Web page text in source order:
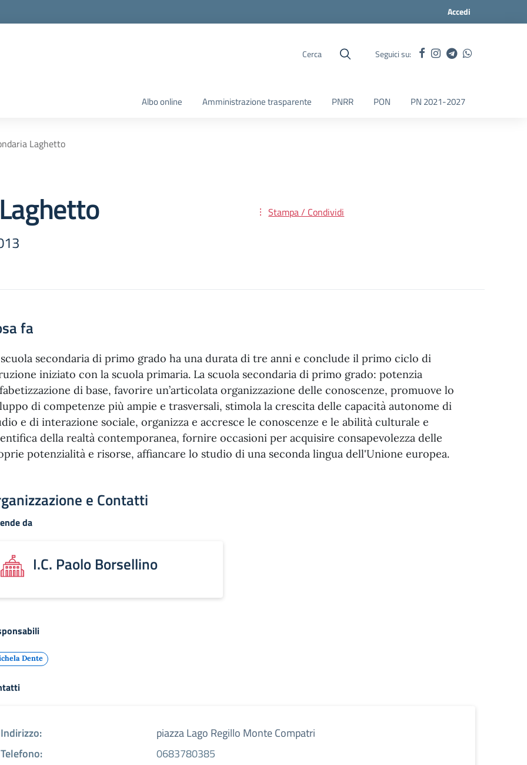
Accedi
Cerca Seguici su:
Albo online Amministrazione trasparente PNRR PON PN 2021-2027
Laghetto
Stampa / Condividi
fa
secondaria di primo grado ha una durata di tre anni e conclude il primo ciclo di
iniziato con la scuola primaria. La scuola secondaria di primo grado: potenzia
di base, favorire un’articolata organizzazione delle conoscenze, promuove lo
di competenze più ampie e trasversali, stimola la crescita delle capacità autonome di
e di interazione sociale, organizza e accresce le conoscenze e le abilità culturale e
della realtà contemporanea, fornire occasioni per acquisire consapevolezza delle
potenzialità e risorse, affiancare lo studio di una seconda lingua dell'Unione europea.
e Contatti
da
I.C. Paolo Borsellino
Dente
Indirizzo:
piazza Lago Regillo Monte Compatri
Telefono:
0683780385